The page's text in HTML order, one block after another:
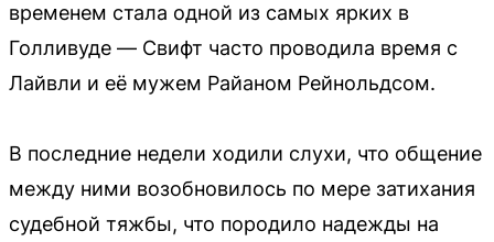
временем стала одной из самых ярких в
Голливуде — Свифт часто проводила время с
Лайвли и её мужем Райаном Рейнольдсом.
В последние недели ходили слухи, что общение
между ними возобновилось по мере затихания
судебной тяжбы, что породило надежды на